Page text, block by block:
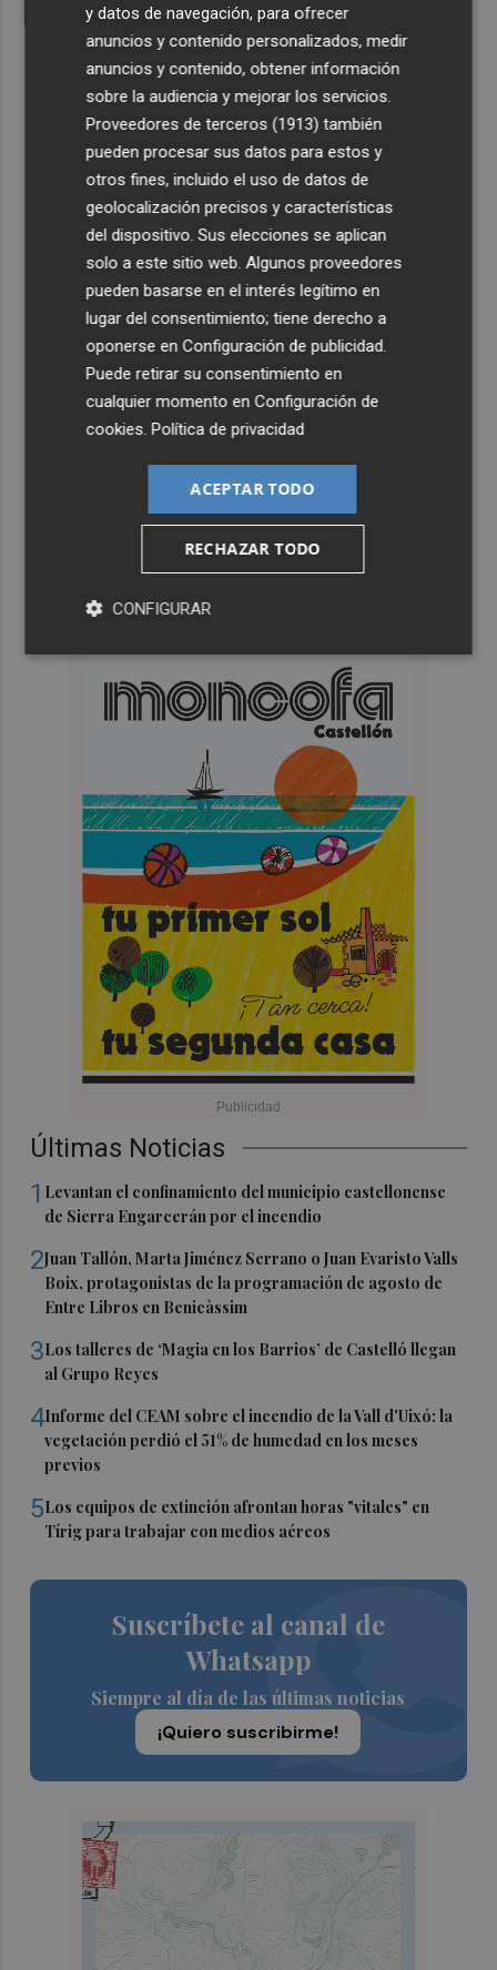
Últimas Noticias
1 Levantan el confinamiento del municipio castellonense
de Sierra Engarcerán por el incendio
2Juan Tallón, Marta Jiménez Serrano o Juan Evaristo Valls
Boix, protagonistas de la programación de agosto de
Entre Libros en Benicàssim
3Los talleres de ‘Magia en los Barrios’ de Castelló llegan
al Grupo Reyes
4Informe del CEAM sobre el incendio de la Vall d'Uixó: la
vegetación perdió el 51% de humedad en los meses
previos
5Los equipos de extinción afrontan horas "vitales" en
Tírig para trabajar con medios aéreos
Suscríbete al canal de
Whatsapp
Siempre al día de las últimas noticias
¡Quiero suscribirme!
y datos de navegación, para ofrecer
anuncios y contenido personalizados, medir
anuncios y contenido, obtener información
sobre la audiencia y mejorar los servicios.
Proveedores de terceros (1913) también
pueden procesar sus datos para estos y
otros fines, incluido el uso de datos de
geolocalización precisos y características
del dispositivo. Sus elecciones se aplican
solo a este sitio web. Algunos proveedores
pueden basarse en el interés legítimo en
lugar del consentimiento; tiene derecho a
oponerse enConfiguración de publicidad.
Puede retirar su consentimiento en
cualquier momento enConfiguración de
cookies.Política de privacidad
ACEPTAR TODO
RECHAZAR TODO
CONFIGURAR